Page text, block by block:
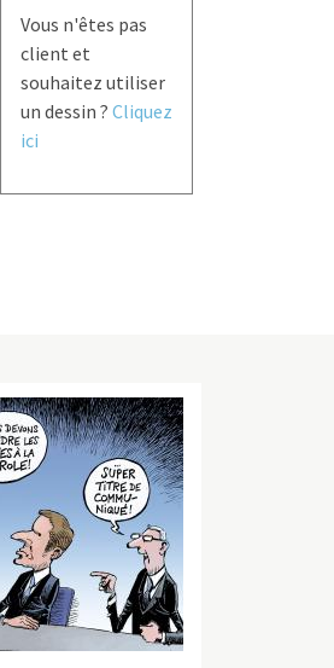
Vous n'êtes pas
client et
souhaitez utiliser
un dessin ? Cliquez
ici